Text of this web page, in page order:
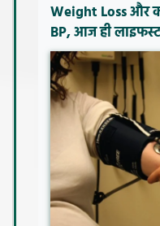
Weight Loss और
BP, आज ही